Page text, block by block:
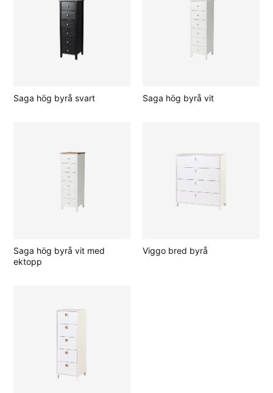
Saga hög byrå svart Saga hög byrå vit
Saga hög byrå vit med
ektopp
Viggo bred byrå